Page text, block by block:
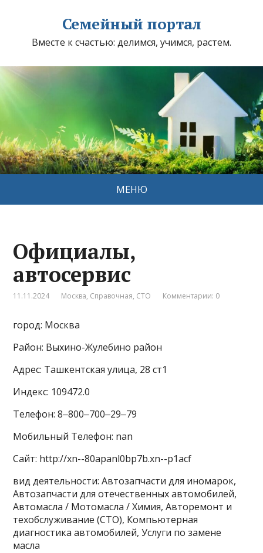
Семейный портал
Вместе к счастью: делимся, учимся, растем.
МЕНЮ
Официалы,
автосервис
11.11.2024 Москва, Справочная, СТО Комментарии: 0
город: Москва
Район: Выхино-Жулебино район
Адрес: Ташкентская улица, 28 ст1
Индекс: 109472.0
Телефон: 8‒800‒700‒29‒79
Мобильный Телефон: nan
Сайт: http://xn--80apanl0bp7b.xn--p1acf
вид деятельности: Автозапчасти для иномарок,
Автозапчасти для отечественных автомобилей,
Автомасла / Мотомасла / Химия, Авторемонт и
техобслуживание (СТО), Компьютерная
диагностика автомобилей, Услуги по замене
масла